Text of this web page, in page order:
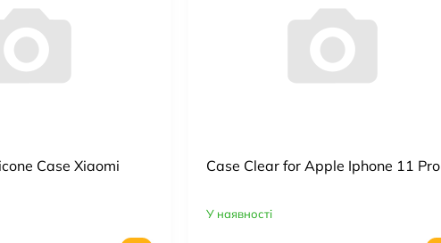
Case Xiaomi
Case Clear for Apple Iphone 11 Pro
У наявності